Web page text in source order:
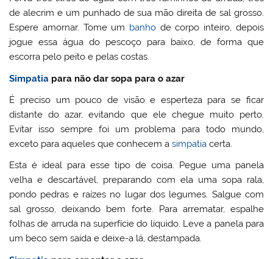
de alecrim e um punhado de sua mão direita de sal grosso.
Espere amornar. Tome um banho de corpo inteiro, depois
jogue essa água do pescoço para baixo, de forma que
escorra pelo peito e pelas costas.
Simpatia para não dar sopa para o azar
É preciso um pouco de visão e esperteza para se ficar
distante do azar, evitando que ele chegue muito perto.
Evitar isso sempre foi um problema para todo mundo,
exceto para aqueles que conhecem asimpatia certa.
Esta é ideal para esse tipo de coisa. Pegue uma panela
velha e descartável, preparando com ela uma sopa rala,
pondo pedras e raízes no lugar dos legumes. Salgue com
sal grosso, deixando bem forte. Para arrematar, espalhe
folhas de arruda na superfície do líquido. Leve a panela para
um beco sem saída e deixe-a lá, destampada.